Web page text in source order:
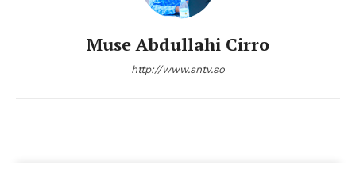
Muse Abdullahi Cirro
http://www.sntv.so